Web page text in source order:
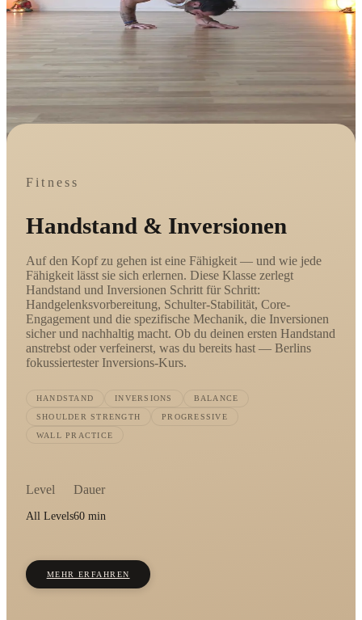
Fitness
Handstand & Inversionen
Auf den Kopf zu gehen ist eine Fähigkeit — und wie jede
Fähigkeit lässt sie sich erlernen. Diese Klasse zerlegt
Handstand und Inversionen Schritt für Schritt:
Handgelenksvorbereitung, Schulter-Stabilität, Core-
Engagement und die spezifische Mechanik, die Inversionen
sicher und nachhaltig macht. Ob du deinen ersten Handstand
anstrebst oder verfeinerst, was du bereits hast — Berlins
fokussiertester Inversions-Kurs.
HANDSTAND INVERSIONS BALANCE
SHOULDER STRENGTH PROGRESSIVE
WALL PRACTICE
Level
All Levels
Dauer
60 min
MEHR ERFAHREN